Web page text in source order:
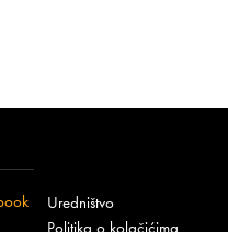
Uredništvo
Politika o kolačićima